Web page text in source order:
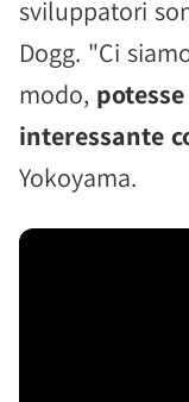
sviluppatori
Dogg. "Ci
modo,
interessante
Yokoyama.